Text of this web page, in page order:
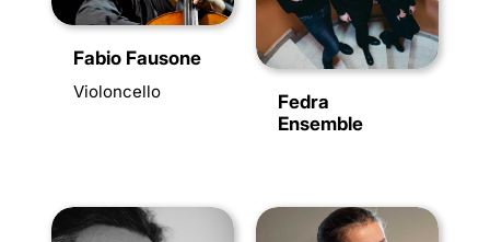
Fabio Fausone
Violoncello
Fedra
Ensemble